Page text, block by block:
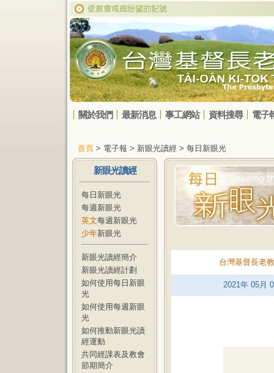
關於我們 最新消息 事工網站 資料搜尋 電子
首頁 > 電子報 > 新眼光讀經 > 每日新眼光
新眼光讀經
每日新眼光
每週新眼光
英文每週新眼光
少年新眼光
新眼光讀經簡介
新眼光讀經計劃
如何使用每日新眼
光
如何使用每週新眼
光
如何推動新眼光讀
經運動
共同經課表及教會
節期簡介
台灣基督長老
2021年 05月